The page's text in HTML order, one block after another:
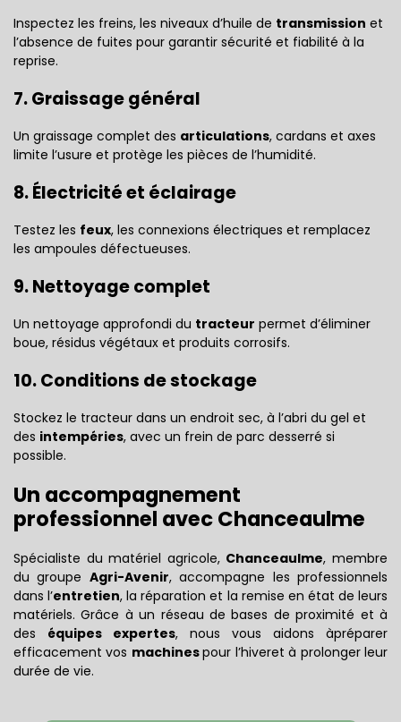
Inspectez les freins, les niveaux d’huile de transmission et
l’absence de fuites pour garantir sécurité et fiabilité à la
reprise.
7. Graissage général
Un graissage complet des articulations, cardans et axes
limite l’usure et protège les pièces de l’humidité.
8. Électricité et éclairage
Testez les feux, les connexions électriques et remplacez
les ampoules défectueuses.
9. Nettoyage complet
Un nettoyage approfondi du tracteur permet d’éliminer
boue, résidus végétaux et produits corrosifs.
10. Conditions de stockage
Stockez le tracteur dans un endroit sec, à l’abri du gel et
des intempéries, avec un frein de parc desserré si
possible.
Un accompagnement
professionnel avec Chanceaulme
Spécialiste du matériel agricole, Chanceaulme, membre
du groupe Agri-Avenir, accompagne les professionnels
dans l’entretien, la réparation et la remise en état de leurs
matériels. Grâce à un réseau de bases de proximité et à
des équipes expertes, nous vous aidons àpréparer
efficacement vos machinespour l’hiveret à prolonger leur
durée de vie.